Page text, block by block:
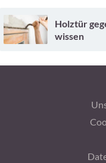
Holztür
wissen